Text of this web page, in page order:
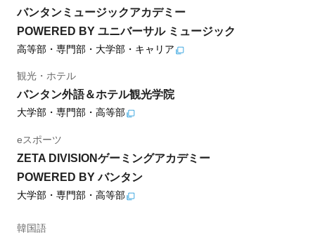
バンタンミュージックアカデミー
POWERED BY ユニバーサル ミュージック
高等部・専門部・大学部・キャリア
観光・ホテル
バンタン外語＆ホテル観光学院
大学部・専門部・高等部
eスポーツ
ZETA DIVISIONゲーミングアカデミー
POWERED BY バンタン
大学部・専門部・高等部
韓国語